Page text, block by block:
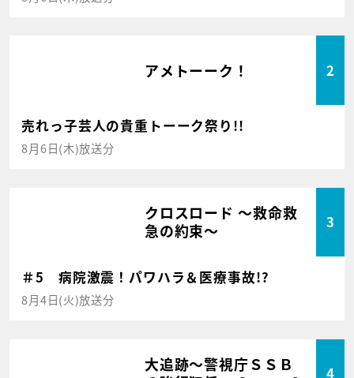
アメトーーク！ 2
売れっ子芸人の貴重トーーク祭り!!
8月6日(木)放送分
クロスロード ～救命救
急の約束～
3
＃5 病院激震！パワハラ＆医療事故!?
8月4日(火)放送分
大追跡～警視庁ＳＳＢ
4